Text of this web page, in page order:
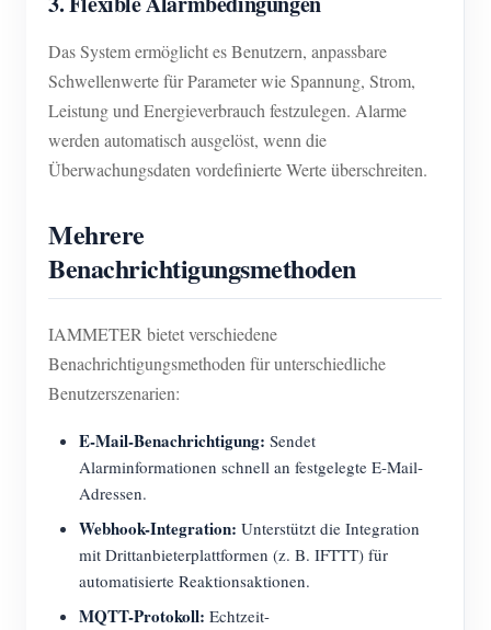
Das System ermöglicht es Benutzern, anpassbare
Schwellenwerte für Parameter wie Spannung, Strom,
Leistung und Energieverbrauch festzulegen. Alarme
werden automatisch ausgelöst, wenn die
Überwachungsdaten vordefinierte Werte überschreiten.
Mehrere
Benachrichtigungsmethoden
IAMMETER bietet verschiedene
Benachrichtigungsmethoden für unterschiedliche
Benutzerszenarien:
E-Mail-Benachrichtigung: Sendet
Alarminformationen schnell an festgelegte E-Mail-
Adressen.
Webhook-Integration: Unterstützt die Integration
mit Drittanbieterplattformen (z. B. IFTTT) für
automatisierte Reaktionsaktionen.
MQTT-Protokoll: Echtzeit-